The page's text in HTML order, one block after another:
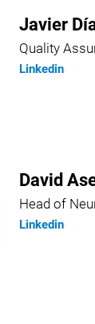
Javier
Quality
Linkedin
David
Head of
Linkedin